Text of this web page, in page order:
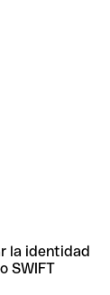
la identidad
SWIFT